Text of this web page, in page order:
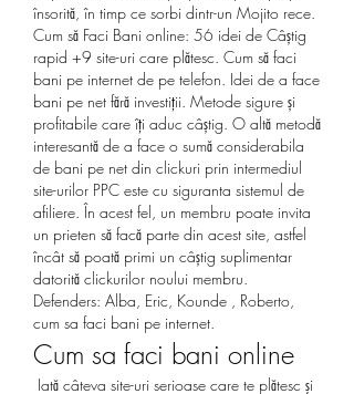
însorită, în timp ce sorbi dintr-un Mojito rece.
Cum să Faci Bani online: 56 idei de Câștig
rapid +9 site-uri care plătesc. Cum să faci
bani pe internet de pe telefon. Idei de a face
bani pe net fără investiții. Metode sigure și
profitabile care îți aduc câștig. O altă metodă
interesantă de a face o sumă considerabila
de bani pe net din clickuri prin intermediul
site-urilor PPC este cu siguranta sistemul de
afiliere. În acest fel, un membru poate invita
un prieten să facă parte din acest site, astfel
încât să poată primi un câștig suplimentar
datorită clickurilor noului membru.
Defenders: Alba, Eric, Kounde , Roberto,
cum sa faci bani pe internet.
Cum sa faci bani online